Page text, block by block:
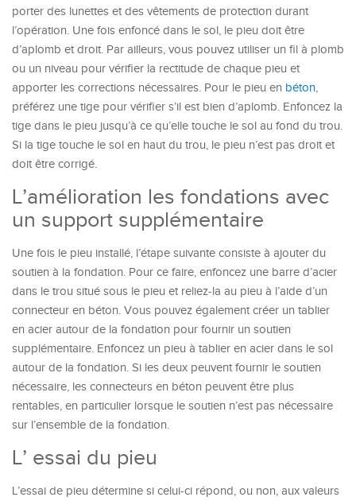
porter des lunettes et des vêtements de protection durant
l’opération. Une fois enfoncé dans le sol, le pieu doit être
d’aplomb et droit. Par ailleurs, vous pouvez utiliser un fil à plomb
ou un niveau pour vérifier la rectitude de chaque pieu et
apporter les corrections nécessaires. Pour le pieu en béton,
préférez une tige pour vérifier s’il est bien d’aplomb. Enfoncez la
tige dans le pieu jusqu’à ce qu’elle touche le sol au fond du trou.
Si la tige touche le sol en haut du trou, le pieu n’est pas droit et
doit être corrigé.
L’amélioration les fondations avec
un support supplémentaire
Une fois le pieu installé, l’étape suivante consiste à ajouter du
soutien à la fondation. Pour ce faire, enfoncez une barre d’acier
dans le trou situé sous le pieu et reliez-la au pieu à l’aide d’un
connecteur en béton. Vous pouvez également créer un tablier
en acier autour de la fondation pour fournir un soutien
supplémentaire. Enfoncez un pieu à tablier en acier dans le sol
autour de la fondation. Si les deux peuvent fournir le soutien
nécessaire, les connecteurs en béton peuvent être plus
rentables, en particulier lorsque le soutien n’est pas nécessaire
sur l’ensemble de la fondation.
L’ essai du pieu
L’essai de pieu détermine si celui-ci répond, ou non, aux valeurs